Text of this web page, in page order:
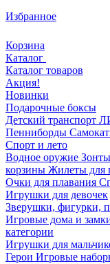
Избранное
Корзина
Каталог
Каталог товаров
Акция!
Новинки
Подарочные боксы
Детский
Пенниборды
Спорт и лето
Водное оружие Зонты
корзины Жилеты для
Очки для плавания
Игрушки для девочек
Зверушки, фигурки,
Игровые дома и
категории
Игрушки для
Герои Игровые